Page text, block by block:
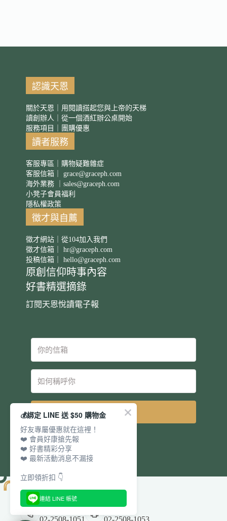
認識天恩
關於天恩｜用閱讀搭起您與上帝的天梯
讀創辦人｜從一個酒紅辦公桌開始
服務項目｜團購優惠
讀者服務
客服專區｜購物疑難雜症
客服信箱｜ grace@graceph.com
海外業務 ｜ sales@graceph.com
小凳子會員福利
隱私權政策
徵才與自薦
徵才網站｜從104加入我們
徵才信箱｜ hr@graceph.com
投稿信箱｜ hello@graceph.com
原創信仰時事內容
好書精選摘錄
訂閱天恩悅讀電子報
立即訂閱
電話：
02-2508-1051
傳真：
02-2508-1053
💰綁定 LINE 送 $50 購物金
好友專屬優惠就在這裡！
❤️ 會員好康搶先報
❤️ 好書精彩分享
❤️ 最新活動消息不漏接
立即領折扣 👇
連結 LINE 帳號